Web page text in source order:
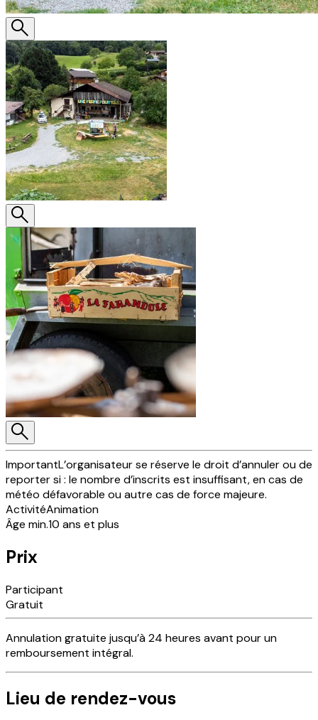
ImportantL’organisateur se réserve le droit d’annuler ou de
reporter si : le nombre d’inscrits est insuffisant, en cas de
météo défavorable ou autre cas de force majeure.
ActivitéAnimation
Âge min.10 ans et plus
Prix
Participant
Gratuit
Annulationgratuite jusqu’à 24 heures avant pour un
remboursement intégral.
Lieu de rendez-vous